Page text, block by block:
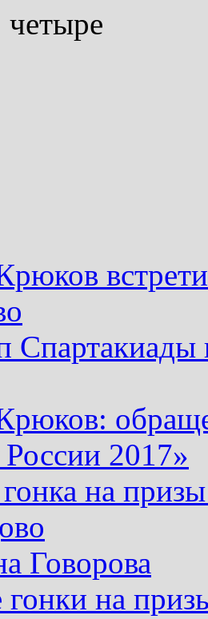
четыре
2017»
на
Говорова
на